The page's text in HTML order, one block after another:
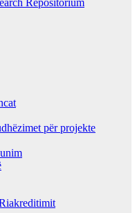
për projekte